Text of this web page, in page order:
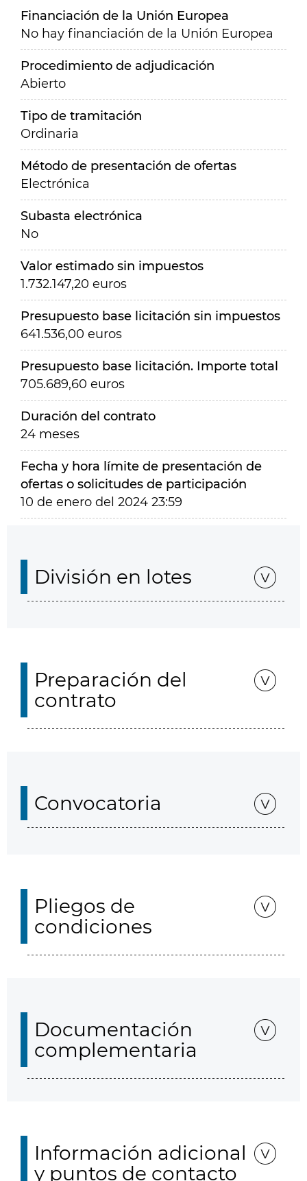
Financiación de la Unión Europea
No hay financiación de la Unión Europea
Procedimiento de adjudicación
Abierto
Tipo de tramitación
Ordinaria
Método de presentación de ofertas
Electrónica
Subasta electrónica
No
Valor estimado sin impuestos
1.732.147,20 euros
Presupuesto base licitación sin impuestos
641.536,00 euros
Presupuesto base licitación. Importe total
705.689,60 euros
Duración del contrato
24 meses
Fecha y hora límite de presentación de
ofertas o solicitudes de participación
10 de enero del 2024 23:59
División en lotes
Preparación del
contrato
Convocatoria
Pliegos de
condiciones
Documentación
complementaria
Información adicional
y puntos de contacto